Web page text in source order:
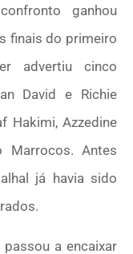
ganhou
finais do primeiro
advertiu cinco
David e Richie
Hakimi, Azzedine
Marrocos. Antes
já havia sido
a encaixar